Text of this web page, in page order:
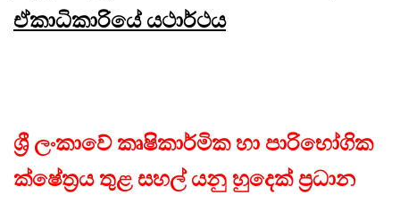
ඒකාධිකාරියේ යථාර්ථය
ශ්‍රී ලංකාවේ කෘෂිකාර්මික හා පාරිභෝගික
ක්ෂේත්‍රය තුළ සහල් යනු හුදෙක් ප්‍රධාන